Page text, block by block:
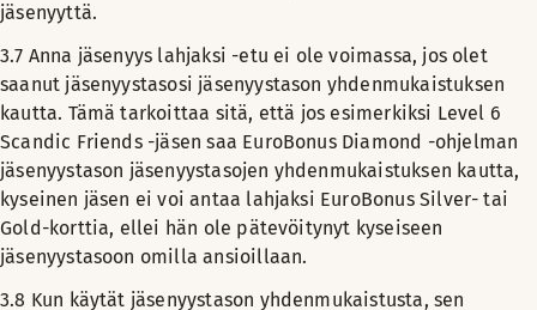
jäsenyyttä.
3.7 Anna jäsenyys lahjaksi -etu ei ole voimassa, jos olet
saanut jäsenyystasosi jäsenyystason yhdenmukaistuksen
kautta. Tämä tarkoittaa sitä, että jos esimerkiksi Level 6
Scandic Friends -jäsen saa EuroBonus Diamond -ohjelman
jäsenyystason jäsenyystasojen yhdenmukaistuksen kautta,
kyseinen jäsen ei voi antaa lahjaksi EuroBonus Silver- tai
Gold-korttia, ellei hän ole pätevöitynyt kyseiseen
jäsenyystasoon omilla ansioillaan.
3.8 Kun käytät jäsenyystason yhdenmukaistusta, sen